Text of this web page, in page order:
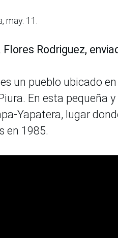
may. 11.
Flores Rodriguez,
un pueblo ubicado
En esta pequeña
Yapatera, lugar
en 1985.